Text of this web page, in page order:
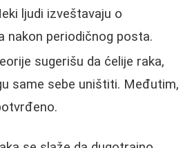
ljudi izveštavaju o
nakon periodičnog posta.
sugerišu da ćelije raka,
same sebe uništiti. Međutim,